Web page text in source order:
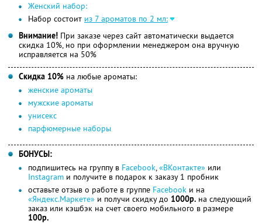
Женский набор:
Набор состоит из 7 ароматов по 2 мл:
Внимание! При заказе через сайт автоматически выдается
скидка 10%, но при оформлении менеджером она вручную
исправляется на 50%
Скидка 10% на любые ароматы:
женские ароматы
мужские ароматы
унисекс
парфюмерные наборы
БОНУСЫ:
подпишитесь на группу в Facebook,«ВКонтакте» или
Instagram и получите в подарок к заказу 1 пробник
оставьте отзыв о работе в группе Facebook и на
«Яндекс.Маркете» и получи скидку до 1000р. на следующий
заказ или кэшбэк на счет своего мобильного в размере
100р.